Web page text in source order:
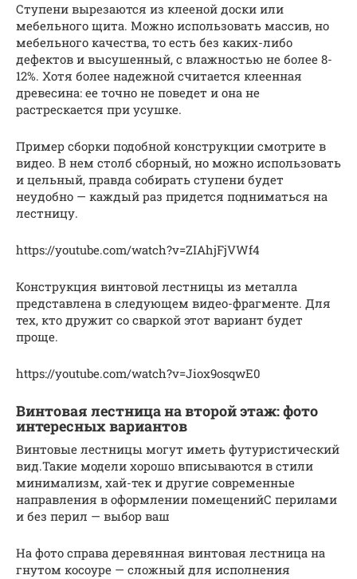
Ступени вырезаются из клееной доски или
мебельного щита. Можно использовать массив, но
мебельного качества, то есть без каких-либо
дефектов и высушенный, с влажностью не более 8-
12%. Хотя более надежной считается клеенная
древесина: ее точно не поведет и она не
растрескается при усушке.
Пример сборки подобной конструкции смотрите в
видео. В нем столб сборный, но можно использовать
и цельный, правда собирать ступени будет
неудобно — каждый раз придется подниматься на
лестницу.
https://youtube.com/watch?v=ZIAhjFjVWf4
Конструкция винтовой лестницы из металла
представлена в следующем видео-фрагменте. Для
тех, кто дружит со сваркой этот вариант будет
проще.
https://youtube.com/watch?v=Jiox9osqwE0
Винтовая лестница на второй этаж: фото
интересных вариантов
Винтовые лестницы могут иметь футуристический
вид.Такие модели хорошо вписываются в стили
минимализм, хай-тек и другие современные
направления в оформлении помещенийС перилами
и без перил — выбор ваш
На фото справа деревянная винтовая лестница на
гнутом косоуре — сложный для исполнения